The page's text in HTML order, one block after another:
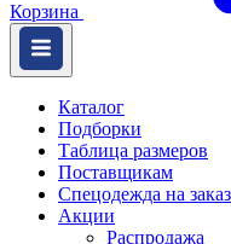
Корзина
Каталог
Подборки
Таблица размеров
Поставщикам
Спецодежда на заказ
Акции
Распродажа